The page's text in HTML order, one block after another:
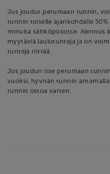
Jos joudut perumaan tunnin,
tunnin toiselle ajankohdalle 50%
minulta sähköpostitse. Alennus
myytäviä laulutunteja ja on
tunteja riittää.
Jos joudun itse perumaan
vuoksi, hyvitän tunnin
tunnin ostoa varten.